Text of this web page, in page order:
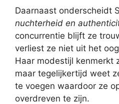
Daarnaast onderscheidt
nuchterheid en
concurrentie blijft ze
verliest ze niet uit het
Haar modestijl kenmerkt
maar tegelijkertijd weet
te voegen waardoor ze
overdreven te zijn.